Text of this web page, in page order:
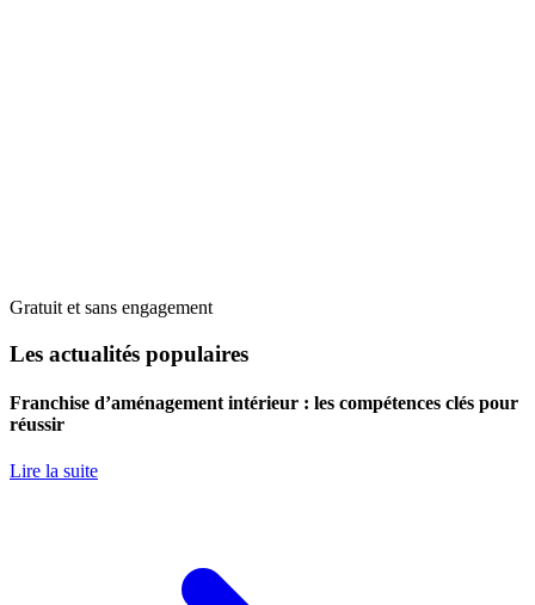
Gratuit et sans engagement
Les actualités populaires
Franchise d’aménagement intérieur : les compétences clés pour
réussir
Lire la suite